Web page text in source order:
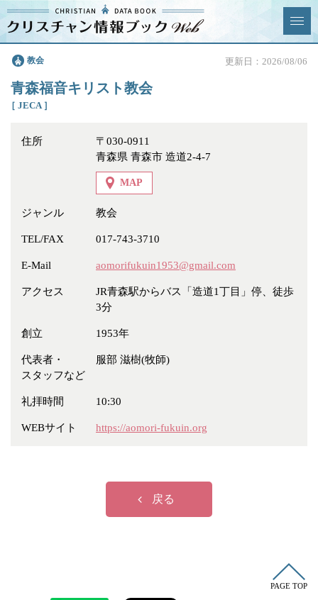
クリスチャン
情報ブックとは
News & Topics
よくあるご質問
教会 学校・幼稚園・神学校
特別集会奉仕者 医療・福祉
お店・企業・その他
教会 更新日：2026/08/06
青森福音キリスト教会
［ JECA ］
住所
〒030-0911
青森県 青森市 造道2-4-7
MAP
ジャンル 教会
TEL/FAX 017-743-3710
E-Mail aomorifukuin1953@gmail.com
アクセス
JR青森駅からバス「造道1丁目」停、徒歩
3分
創立 1953年
代表者・
スタッフなど
服部 滋樹(牧師)
礼拝時間 10:30
WEBサイト https://aomori-fukuin.org
戻る
PAGE TOP